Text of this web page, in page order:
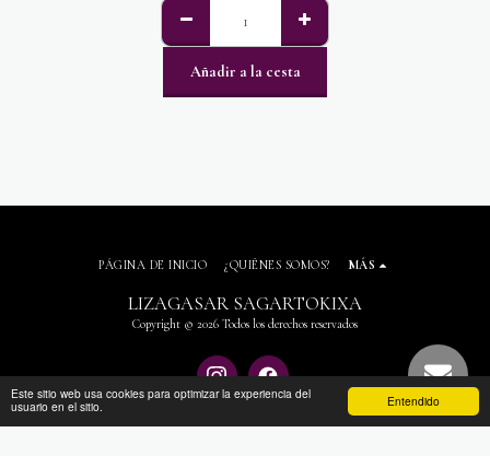
Entendido
Este sitio web usa cookies para optimizar la experiencia del
usuario en el sitio.
Añadir a la cesta
LIZAGASAR SAGARTOKIXA
Copyright © 2026 Todos los derechos reservados
PÁGINA DE INICIO ¿QUIÉNES SOMOS? MÁS